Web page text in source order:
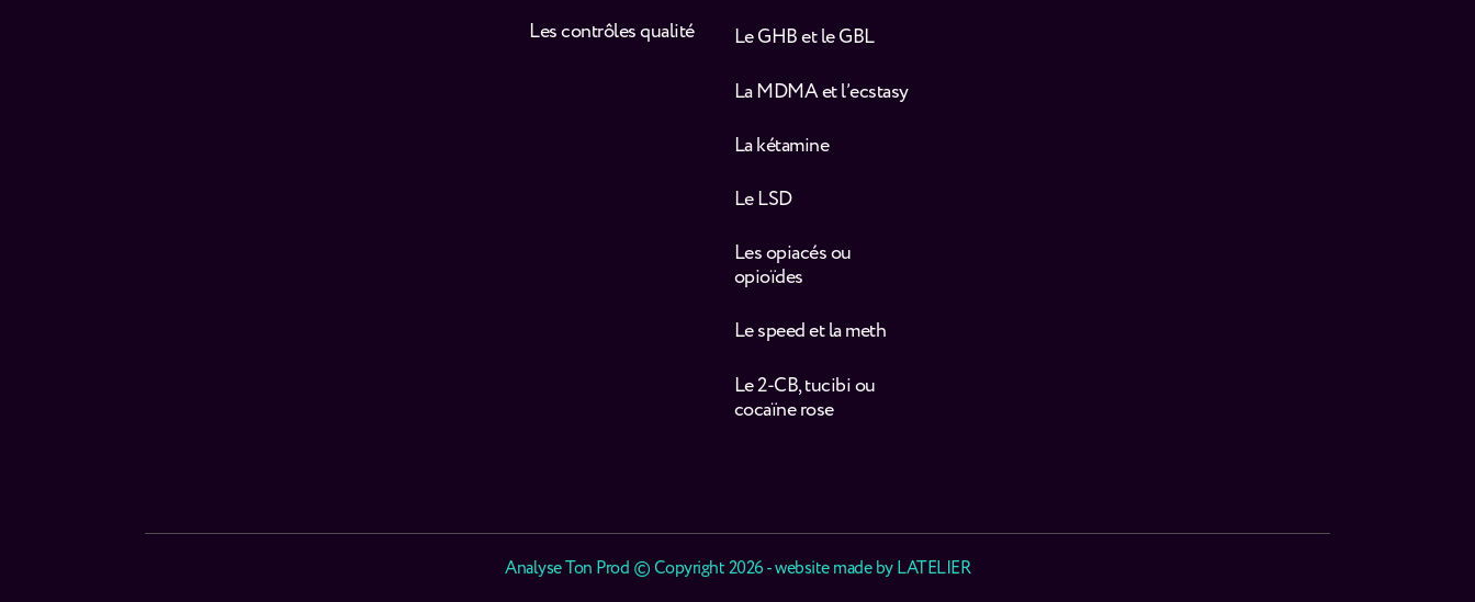
Les contrôles qualité
Le GHB et le GBL
La MDMA et l’ecstasy
La kétamine
Le LSD
Les opiacés ou
opioïdes
Le speed et la meth
Le 2-CB, tucibi ou
cocaïne rose
Analyse Ton Prod © Copyright 2026 - website made byLATELIER